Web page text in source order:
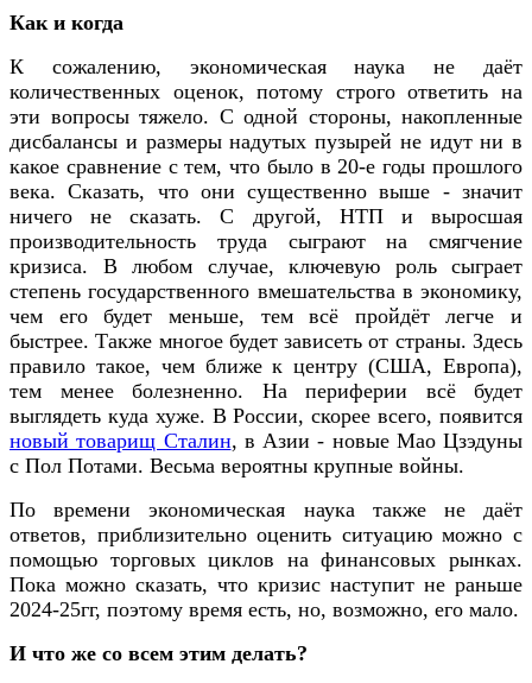
Как и когда
К сожалению, экономическая наука не даёт
количественных оценок, потому строго ответить на
эти вопросы тяжело. С одной стороны, накопленные
дисбалансы и размеры надутых пузырей не идут ни в
какое сравнение с тем, что было в 20-е годы прошлого
века. Сказать, что они существенно выше - значит
ничего не сказать. С другой, НТП и выросшая
производительность труда сыграют на смягчение
кризиса. В любом случае, ключевую роль сыграет
степень государственного вмешательства в экономику,
чем его будет меньше, тем всё пройдёт легче и
быстрее. Также многое будет зависеть от страны. Здесь
правило такое, чем ближе к центру (США, Европа),
тем менее болезненно. На периферии всё будет
выглядеть куда хуже. В России, скорее всего, появится
новый товарищ Сталин, в Азии - новые Мао Цзэдуны
с Пол Потами. Весьма вероятны крупные войны.
По времени экономическая наука также не даёт
ответов, приблизительно оценить ситуацию можно с
помощью торговых циклов на финансовых рынках.
Пока можно сказать, что кризис наступит не раньше
2024-25гг, поэтому время есть, но, возможно, его мало.
И что же со всем этим делать?